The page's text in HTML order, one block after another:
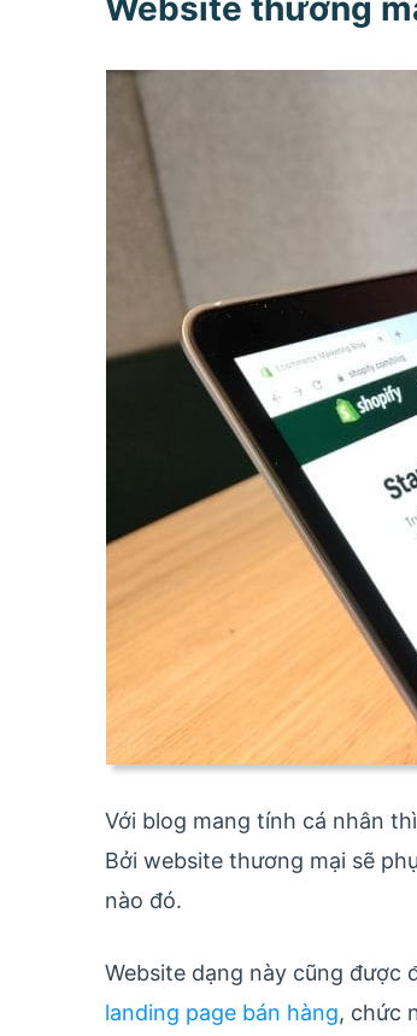
Website thương
Với blog mang tính cá nhân
Bởi website thương mại sẽ
nào đó.
Website dạng này cũng được
landing page bán hàng, chức